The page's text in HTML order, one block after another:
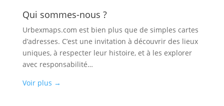
Qui sommes-nous ?
Urbexmaps.com est bien plus que de simples cartes
d’adresses. C’est une invitation à découvrir des lieux
uniques, à respecter leur histoire, et à les explorer
avec responsabilité…
Voir plus →